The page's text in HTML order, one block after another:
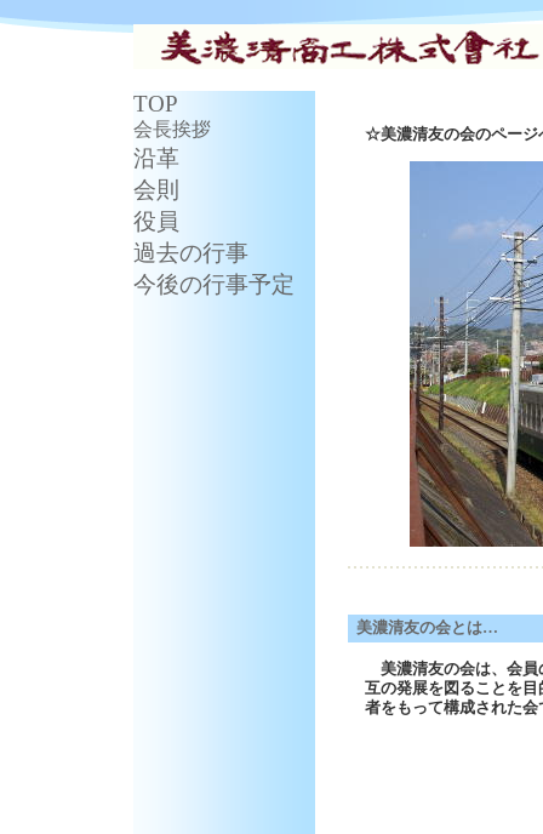
TOP
会長挨拶
沿革
会則
役員
過去の行事
今後の行事予定
☆美濃清友の会のペー
美濃清友の会とは…
美濃清友の会は、会
互の発展を図ることを
者をもって構成された会